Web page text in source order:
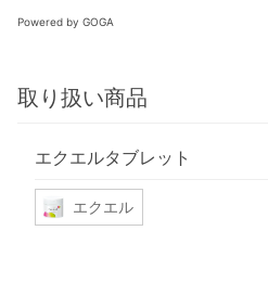
Powered by GOGA
取り扱い商品
エクエルタブレット
エクエル